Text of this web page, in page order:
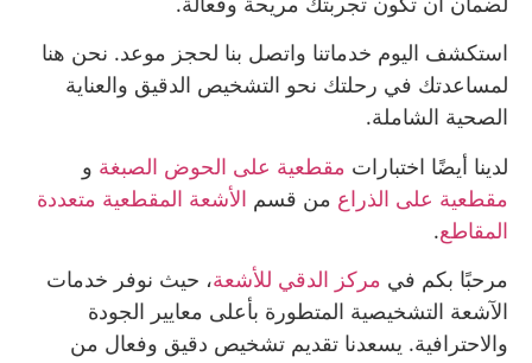
استكشف اليوم خدماتنا واتصل بنا لحجز موعد. نحن هنا
لمساعدتك في رحلتك نحو التشخيص الدقيق والعناية
الصحية الشاملة.
لدينا أيضًا اختبارات مقطعية على الحوض الصبغة و
مقطعية على الذراع من قسم الأﺷﻌﺔ اﻟﻤﻘﻄﻌﻴﺔ ﻣﺘﻌﺪدة
اﻟﻤﻘﺎﻃﻊ.
مرحبًا بكم في مركز الدقي للأشعة، حيث نوفر خدمات
الآشعة التشخيصية المتطورة بأعلى معايير الجودة
والاحترافية. يسعدنا تقديم تشخيص دقيق وفعال من